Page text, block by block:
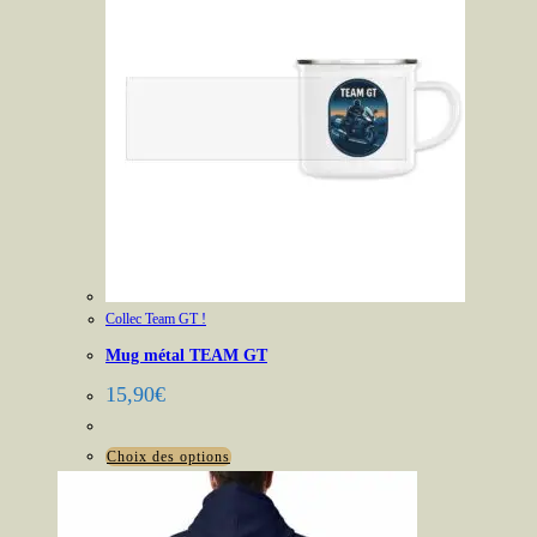
Collec Team GT !
Mug métal TEAM GT
15,90€
Choix des optionsCe
produit